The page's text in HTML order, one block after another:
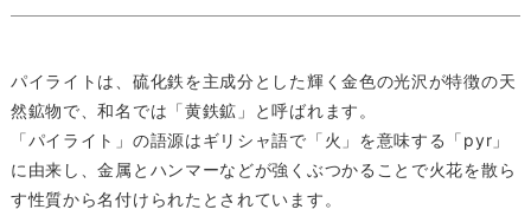
パイライトは、硫化鉄を主成分とした輝く金色の光沢が特徴の天
然鉱物で、和名では「黄鉄鉱」と呼ばれます。
「パイライト」の語源はギリシャ語で「火」を意味する「pyr」
に由来し、金属とハンマーなどが強くぶつかることで火花を散ら
す性質から名付けられたとされています。